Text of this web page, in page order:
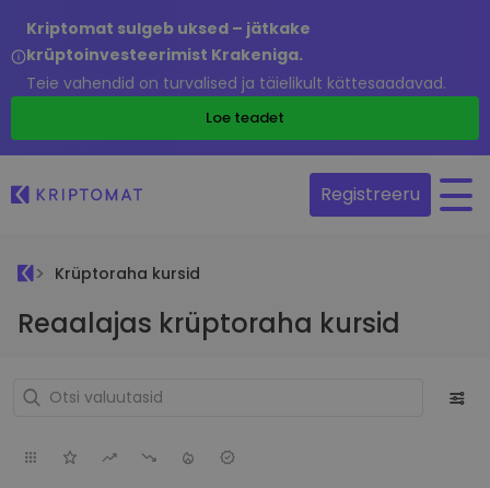
Kriptomat sulgeb uksed – jätkake
krüptoinvesteerimist Krakeniga.
Teie vahendid on turvalised ja täielikult kättesaadavad.
Loe teadet
Registreeru
Krüptoraha kursid
Reaalajas krüptoraha kursid